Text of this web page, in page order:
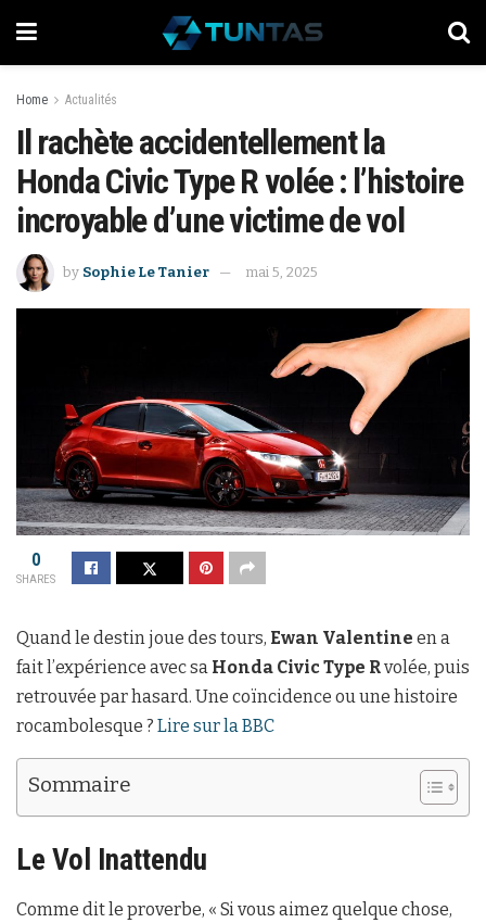
Home Actualités
Il rachète accidentellement la
Honda Civic Type R volée : l’histoire
incroyable d’une victime de vol
by Sophie Le Tanier mai 5, 2025
0
SHARES
Quand le destin joue des tours, Ewan Valentine en a
fait l’expérience avec sa Honda Civic Type Rvolée, puis
retrouvée par hasard. Une coïncidence ou une histoire
rocambolesque ? Lire sur la BBC
Sommaire
Le Vol Inattendu
Comme dit le proverbe, « Si vous aimez quelque chose,